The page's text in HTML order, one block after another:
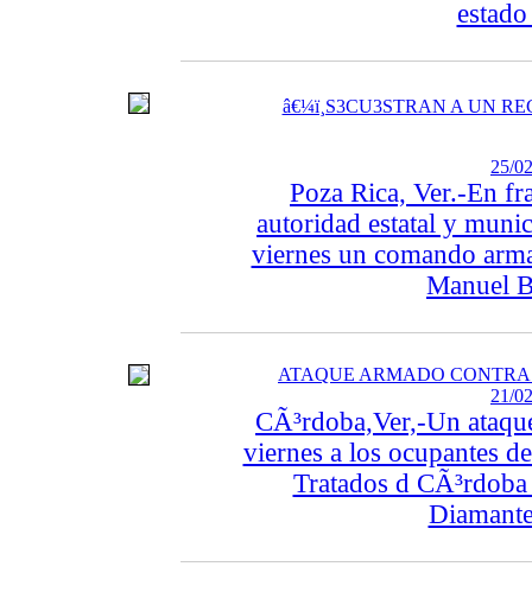
â€¼ï¸S3CU3STRAN A UN
25/
Poza Rica, Ver.-En
autoridad estatal y
viernes un comando
Manuel
ATAQUE ARMADO
21/
CÃ³rdoba,Ver,-Un
viernes a los ocupantes
Tratados d